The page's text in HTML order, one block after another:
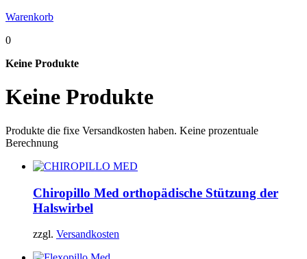
Warenkorb
0
Keine Produkte
Keine Produkte
Produkte die fixe Versandkosten haben. Keine prozentuale
Berechnung
Chiropillo Med orthopädische Stützung der
Halswirbel
zzgl. Versandkosten